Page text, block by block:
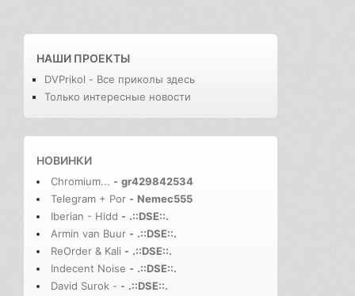
НАШИ ПРОЕКТЫ
DVPrikol - Все приколы здесь
Только интересные новости
НОВИНКИ
Chromium... - gr429842534
Telegram + Por - Nemec555
Iberian - Hidd - .::DSE::.
Armin van Buur - .::DSE::.
ReOrder & Kali - .::DSE::.
Indecent Noise - .::DSE::.
David Surok - - .::DSE::.